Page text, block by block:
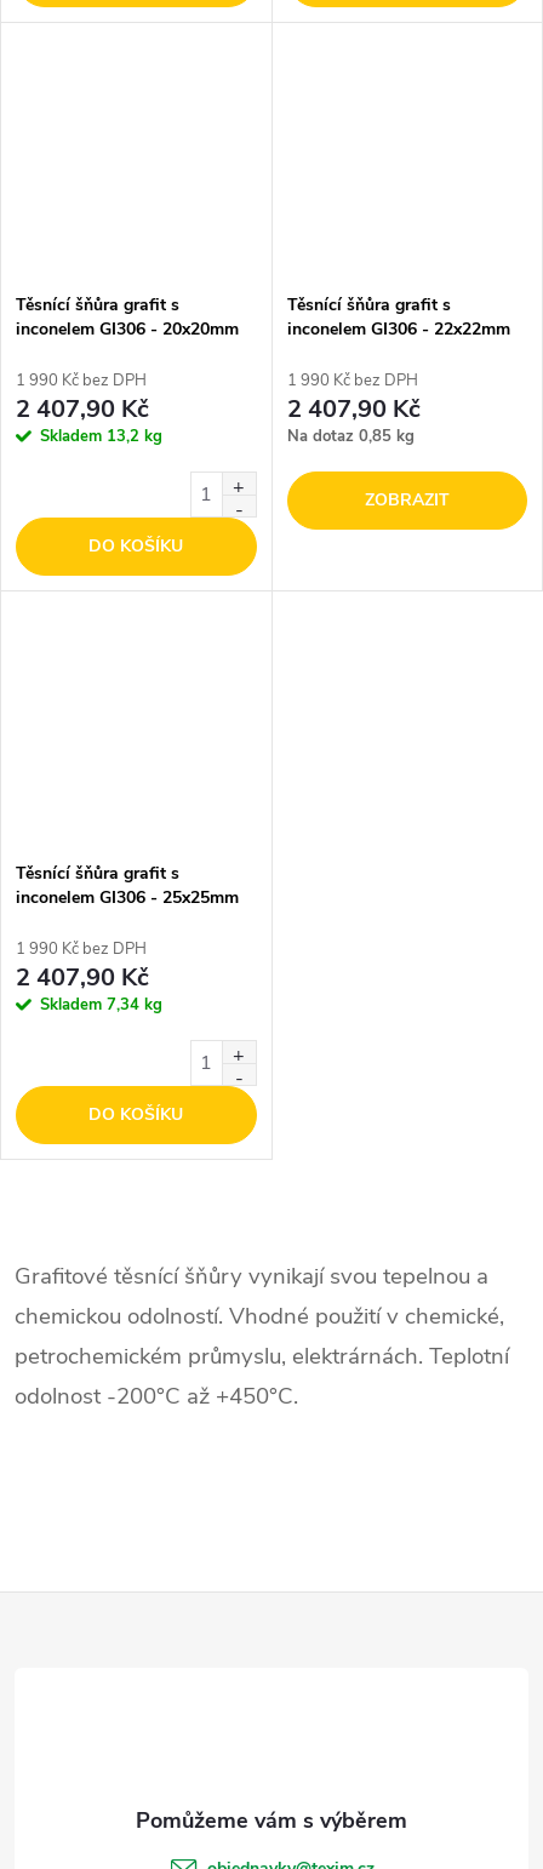
Těsnící šňůra grafit s
inconelem GI306 - 20x20mm
1 990 Kč bez DPH
2 407,90 Kč
Skladem 13,2 kg
DO KOŠÍKU
Těsnící šňůra grafit s
inconelem GI306 - 22x22mm
1 990 Kč bez DPH
2 407,90 Kč
Na dotaz 0,85 kg
ZOBRAZIT
Těsnící šňůra grafit s
inconelem GI306 - 25x25mm
1 990 Kč bez DPH
2 407,90 Kč
Skladem 7,34 kg
DO KOŠÍKU
v
l
á
Grafitové těsnící šňůry vynikají svou tepelnou a
chemickou odolností. Vhodné použití v chemické,
petrochemickém průmyslu, elektrárnách. Teplotní
odolnost -200°C až +450°C.